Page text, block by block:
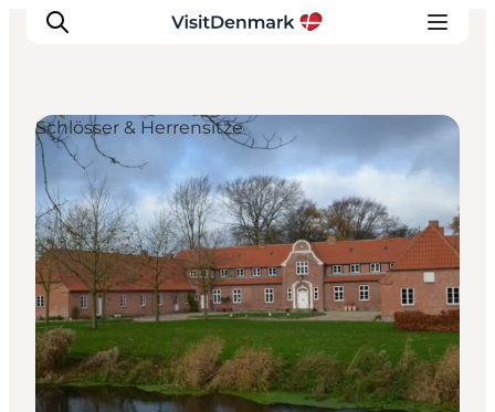
Inspiration
Regionen
Erlebnisse
Unterkünfte
Reiseplanung
Schlösser & Herrensitze